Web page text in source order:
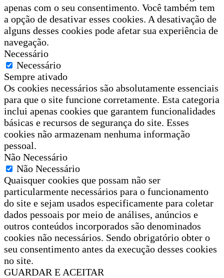
apenas com o seu consentimento. Você também tem
a opção de desativar esses cookies. A desativação de
alguns desses cookies pode afetar sua experiência de
navegação.
Necessário
Necessário
Sempre ativado
Os cookies necessários são absolutamente essenciais
para que o site funcione corretamente. Esta categoria
inclui apenas cookies que garantem funcionalidades
básicas e recursos de segurança do site. Esses
cookies não armazenam nenhuma informação
pessoal.
Não Necessário
Não Necessário
Quaisquer cookies que possam não ser
particularmente necessários para o funcionamento
do site e sejam usados especificamente para coletar
dados pessoais por meio de análises, anúncios e
outros conteúdos incorporados são denominados
cookies não necessários. Sendo obrigatório obter o
seu consentimento antes da execução desses cookies
no site.
GUARDAR E ACEITAR